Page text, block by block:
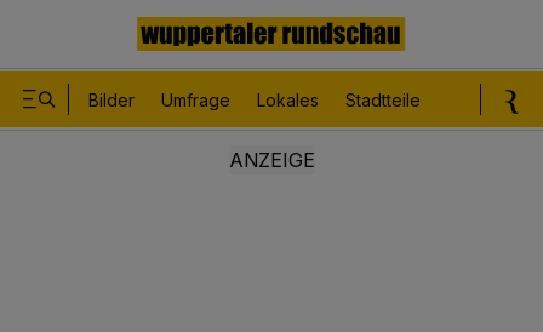
Bilder Umfrage Lokales Stadtteile